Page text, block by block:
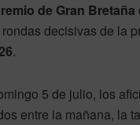
de Gran Bretaña
rondas decisivas de la
.
5 de julio, los
entre la mañana, la